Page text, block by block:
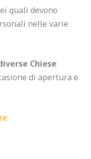
quali devono
nelle varie
Chiese
di apertura e